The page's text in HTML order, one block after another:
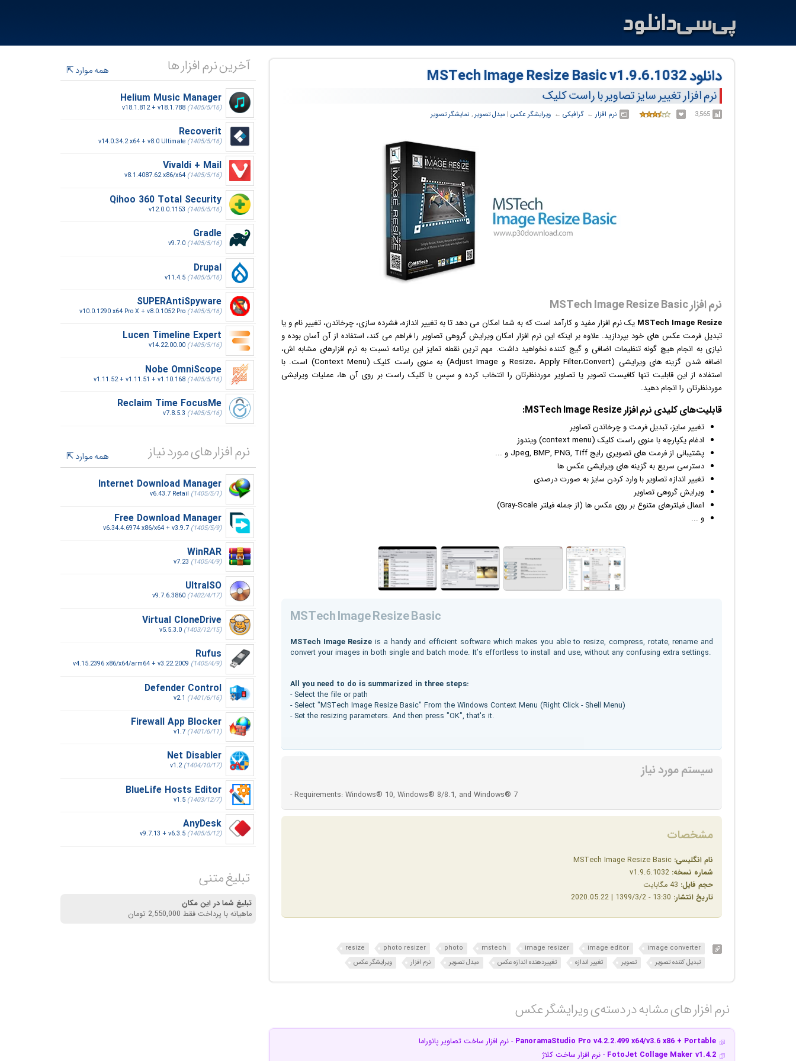
دانلود MSTech Image Resize Basic v1.9.6.1032
نرم افزار تغییر سایز تصاویر با راست کلیک
3,565 نرم افزار ← ‏گرافیکی ← ‏ ویرایشگر عکس ‏| مبدل تصویر , نمایشگر تصویر
نرم افزار MSTech Image Resize Basic
MSTech Image Resize یکنرم افزار مفید و کارآمد است که به شما امکان می دهد تا به تغییر اندازه، فشرده سازی، چرخاندن، تغییر نام و یا
تبدیل فرمت عکس های خود بپردازید. علاوه بر اینکه این نرم افزار امکان ویرایش گروهی تصاویر را فراهم می کند، استفاده از آن آسان بوده و
نیازی به انجام هیچ گونه تنظیمات اضافی و گیج کننده نخواهید داشت. مهم ترین نقطه تمایز این برنامه نسبت به نرم افزارهای مشابه اش،
اضافه شدن گزینه های ویرایشی (Resize، Apply Filter،Convert و Adjust Image) به منوی راست کلیک (Context Menu) است. با
استفاده از این قابلیت تنها کافیست تصویر یا تصاویر موردنظرتان را انتخاب کرده و سپس با کلیک راست بر روی آن ها، عملیات ویرایشی
موردنظرتان را انجام دهید.
قابلیت‌های کلیدی نرم افزار
تغییر سایز، تبدیل فرمت و چرخاندن تصاویر
ادغام یکپارچه با منوی راست کلیک (context menu)
ویندوز
پشتیبانی از فرمت های تصویری رایج Jpeg, BMP, PNG, Tiff و ...
دسترسی سریع به گزینه های ویرایشی عکسها
تغییر اندازه تصاویر با وارد کردن سایز به صورت درصدی
ویرایش گروهی تصاویر
اعمال فیلترهای متنوع بر روی عکس ها (از جمله فیلتر Gray-Scale)
و ...
MSTech Image Resize Basic
MSTech Image Resize is a handy and efficient software which makes you able to resize, compress, rotate, rename and
convert your images in both single and batch mode. It’s effortless to install and use, without any confusing extra settings.
All you need to do is summarized in three steps:
- Select the file or path
- Select "MSTech Image Resize Basic" From the Windows Context Menu (Right Click - Shell Menu)
- Set the resizing parameters. And then press "OK", that's it.
سیستم مورد نیاز
- Requirements: Windows® 10, Windows® 8/8.1, and Windows® 7
مشخصات
نام انگلیسی:
شماره نسخه:
حجم فایل:
تاریخ انتشار:
image converter
image editor
image resizer
mstech
photo
photo resizer
resize
تبدیل کننده تصویر
تصویر تغییر اندازه تغییردهنده اندازه عکس مبدل تصویر نرم افزار ویرایشگر عکس
نرم افزار های مشابه در دسته‌ی‌ ویرایشگر عکس‎
PanoramaStudio Pro v4.2.2.499 x64/v3.6 x86 + Portable - نرم افزار ساخت تصاویر پانوراما
FotoJet Collage Maker v1.4.2 - نرم افزار ساخت کلاژ
آخرین نرم افزار ها
همه موارد
Helium Music Manager
v18.1.812 + v18.1.788 (1405/5/16)
Recoverit
v14.0.34.2 x64 + v8.0 Ultimate (1405/5/16)
Vivaldi + Mail
v8.1.4087.62 x86/x64 (1405/5/16)
Qihoo 360 Total Security
v12.0.0.1153 (1405/5/16)
Gradle
v9.7.0 (1405/5/16)
Drupal
v11.4.5 (1405/5/16)
SUPERAntiSpyware
v10.0.1290 x64 Pro X + v8.0.1052 Pro (1405/5/16)
Lucen Timeline Expert
v14.22.00.00 (1405/5/16)
Nobe OmniScope
v1.11.52 + v1.11.51 + v1.10.168 (1405/5/16)
Reclaim Time FocusMe
v7.8.5.3 (1405/5/16)
نرم افزار های مورد نیاز
همه موارد
Internet Download Manager
v6.43.7 Retail (1405/5/1)
Free Download Manager
v6.34.4.6974 x86/x64 + v3.9.7 (1405/5/9)
WinRAR
v7.23 (1405/4/9)
UltraISO
v9.7.6.3860 (1402/4/17)
Virtual CloneDrive
v5.5.3.0 (1403/12/15)
Rufus
v4.15.2396 x86/x64/arm64 + v3.22.2009 (1405/4/9)
Defender Control
v2.1 (1401/6/16)
Firewall App Blocker
v1.7 (1401/6/11)
Net Disabler
v1.2(1404/10/17)
BlueLife Hosts Editor
v1.5 (1403/12/7)
AnyDesk
v9.7.13 + v6.3.5 (1405/5/12)
تبلیغ متنی
تبلیغ شما در این مکان
ماهیانه با پرداخت فقط 2,550,000 تومان